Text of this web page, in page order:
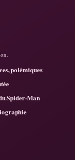
polémiques
Spider-Man